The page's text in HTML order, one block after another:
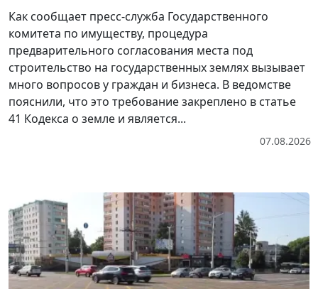
Как сообщает пресс-служба Государственного
комитета по имуществу, процедура
предварительного согласования места под
строительство на государственных землях вызывает
много вопросов у граждан и бизнеса. В ведомстве
пояснили, что это требование закреплено в статье
41 Кодекса о земле и является...
07.08.2026